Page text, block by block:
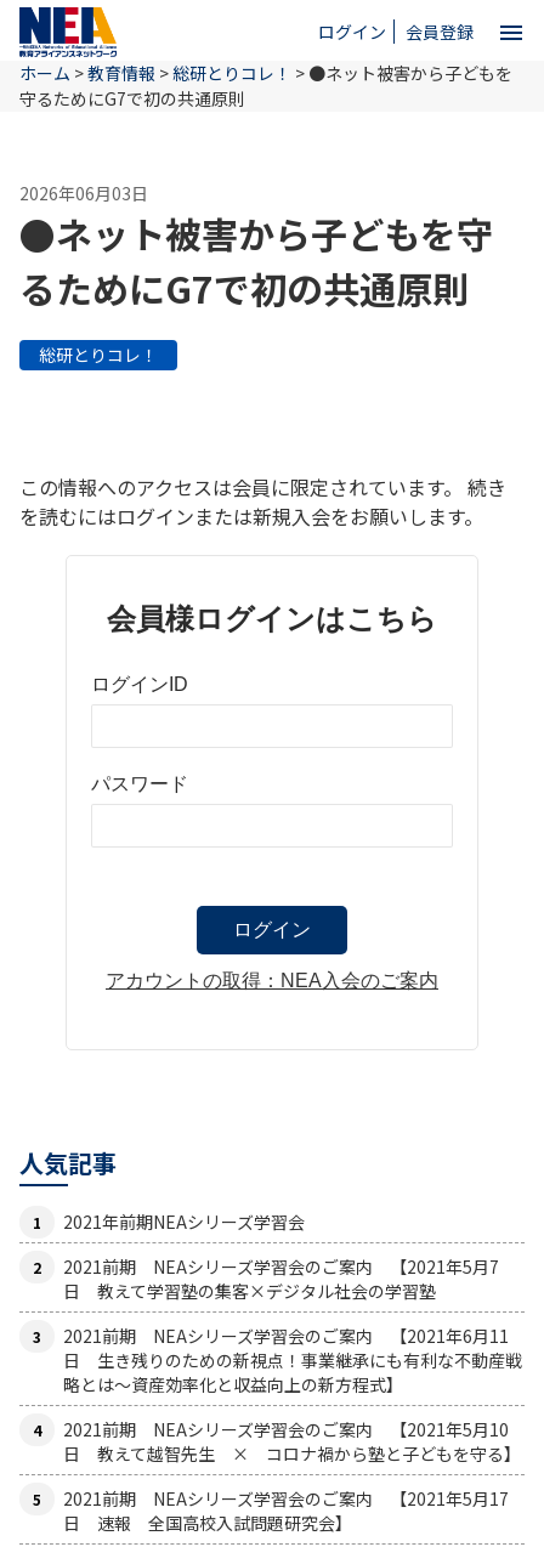
ログイン 会員登録 menu
ホーム
NEAとは
教育情報
ホーム >教育情報 >総研とりコレ！ > ●ネット被害から子どもを
守るためにG7で初の共通原則
2026年06月03日
●ネット被害から子どもを守
るためにG7で初の共通原則
総研とりコレ！
この情報へのアクセスは会員に限定されています。 続き
を読むにはログインまたは新規入会をお願いします。
会員様ログインはこちら
ログインID
パスワード
アカウントの取得：NEA入会のご案内
人気記事
2021年前期NEAシリーズ学習会
2021前期 NEAシリーズ学習会のご案内 【2021年5月7
日 教えて学習塾の集客×デジタル社会の学習塾
2021前期 NEAシリーズ学習会のご案内 【2021年6月11
日 生き残りのための新視点！事業継承にも有利な不動産戦
略とは〜資産効率化と収益向上の新方程式】
2021前期 NEAシリーズ学習会のご案内 【2021年5月10
日 教えて越智先生 × コロナ禍から塾と子どもを守る】
2021前期 NEAシリーズ学習会のご案内 【2021年5月17
日 速報 全国高校入試問題研究会】